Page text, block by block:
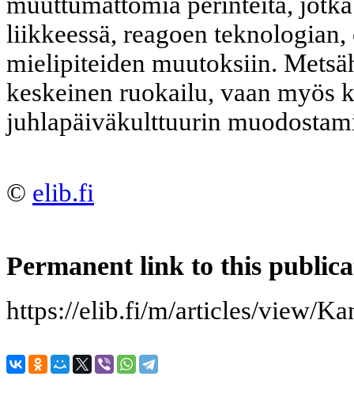
liikkeessä, reagoen
mielipiteiden muutoksiin.
keskeinen ruokailu, vaan myös
juhlapäiväkulttuurin
© elib.fi
Permanent link to this
https://elib.fi/m/articles/view/